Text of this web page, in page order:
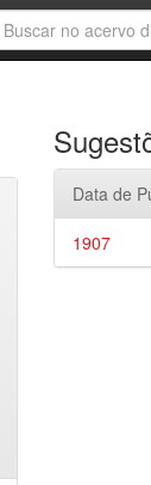
Data de
1907